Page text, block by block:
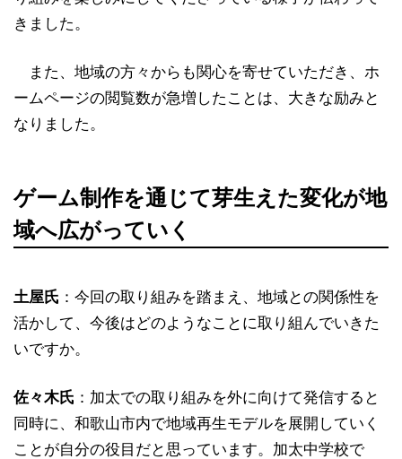
きました。
また、地域の方々からも関心を寄せていただき、ホ
ームページの閲覧数が急増したことは、大きな励みと
なりました。
ゲーム制作を通じて芽生えた変化が地
域へ広がっていく
土屋氏 ：今回の取り組みを踏まえ、地域との関係性を
活かして、今後はどのようなことに取り組んでいきた
いですか。
佐々木氏 ：加太での取り組みを外に向けて発信すると
同時に、和歌山市内で地域再生モデルを展開していく
ことが自分の役目だと思っています。加太中学校で